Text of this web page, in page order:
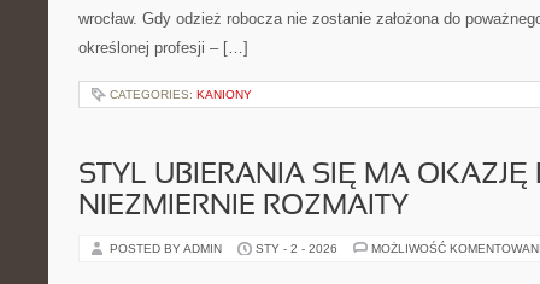
wrocław. Gdy odzież robocza nie zostanie założona do
określonej profesji – […]
CATEGORIES: KANIONY
STYL UBIERANIA SIĘ MA OKAZJĘ
NIEZMIERNIE ROZMAITY
POSTED BY ADMIN STY - 2 - 2026 MOŻLIWOŚĆ